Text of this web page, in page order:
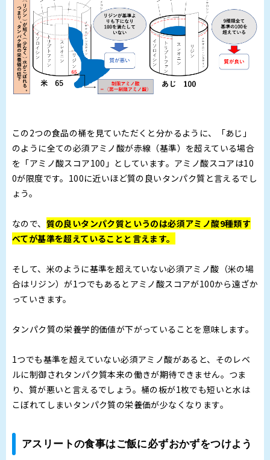
この2つの食品の桶を見ていただくと分かるように、「あじ」
のように全ての必須アミノ酸が赤線（基準）を超えている場合
を「アミノ酸スコア100」としています。アミノ酸スコアは10
0が限度です。100に近いほど質の良いタンパク質と言えるでし
ょう。
なので、 質の良いタンパク質というのは必須アミノ酸9種類す
べてが基準を超えていることと言えます。
そして、米のように基準を超えていない必須アミノ酸（米の場
合はリジン）が1つでもあるとアミノ酸スコアが100から遠ざか
っていきます。
タンパク質の栄養学的価値が下がっていることを意味します。
1つでも基準を超えていない必須アミノ酸があると、そのレベ
ルに制御されタンパク質本来の働きが期待できません。つま
り、質が悪いと言えるでしょう。桶の板が1枚でも短いと水は
こぼれてしまいタンパク質の栄養価が少なくなります。
アスリートの食事はご飯に必ずおかずをつけよう